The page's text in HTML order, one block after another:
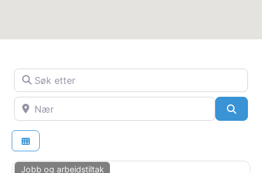
Søk etter
Nær
Jobb og arbeidstiltak